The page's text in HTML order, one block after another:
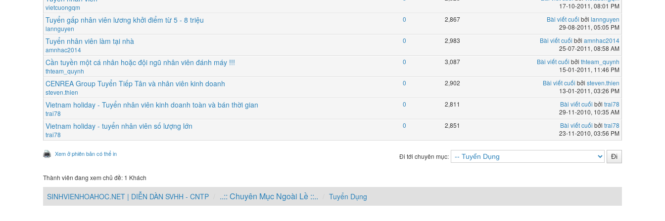
vietcuongqm
17-10-2011, 08:01 PM
Tuyển gấp nhân viên lương khởi điểm từ 5 - 8 triệu
lannguyen
0 2,867 Bài viết cuối bởi lannguyen
29-08-2011, 05:05 PM
Tuyển nhân viên làm tại nhà
amnhac2014
0 2,983 Bài viết cuối bởi amnhac2014
25-07-2011, 08:58 AM
Cần tuyền một cá nhân hoặc đội ngũ nhân viên đánh máy !!!
thteam_quynh
0 3,087 Bài viết cuối bởi thteam_quynh
15-01-2011, 11:46 PM
CENREA Group Tuyển Tiếp Tân và nhân viên kinh doanh
steven.thien
0 2,902 Bài viết cuối bởi steven.thien
13-01-2011, 03:26 PM
Vietnam holiday - Tuyển nhân viên kinh doanh toàn và bán thời gian
trai78
0 2,811 Bài viết cuối bởi trai78
29-11-2010, 10:35 AM
Vietnam holiday - tuyển nhân viên số lượng lớn
trai78
0 2,851 Bài viết cuối bởi trai78
23-11-2010, 03:56 PM
Xem ở phiên bản có thể in Đi tới chuyên mục:
Thành viên đang xem chủ đề: 1 Khách
SINHVIENHOAHOC.NET | DIỄN DÀN SVHH - CNTP ..:: Chuyên Mục Ngoài Lề ::.. Tuyển Dụng